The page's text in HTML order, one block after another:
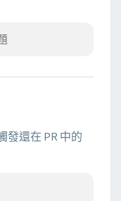
發還在 PR 中的